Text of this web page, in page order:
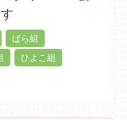
ばら組
ひよこ組